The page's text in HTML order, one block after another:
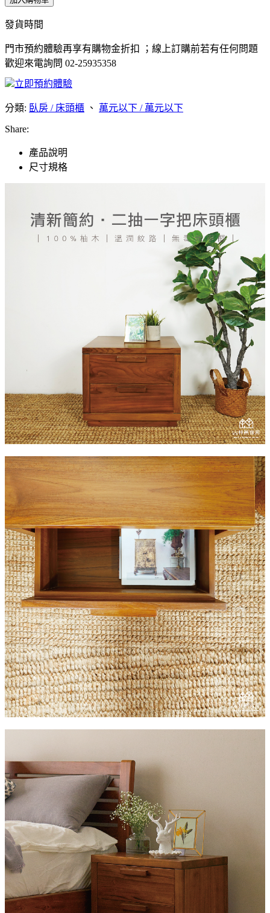
發貨時間
門市預約體驗再享有購物金折扣 ；線上訂購前若有任何問題
歡迎來電詢問 02-25935358
立即預約體驗
分類: 臥房 / 床頭櫃 、 萬元以下 / 萬元以下
Share:
產品說明
尺寸規格